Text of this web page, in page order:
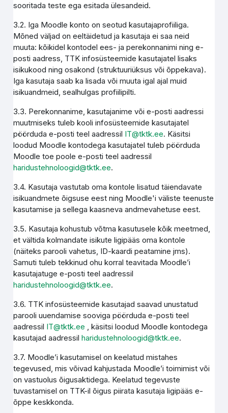
sooritada teste ega esitada ülesandeid.
3.2. Iga Moodle konto on seotud kasutajaprofiiliga.
Mõned väljad on eeltäidetud ja kasutaja ei saa neid
muuta: kõikidel kontodel ees- ja perekonnanimi ning e-
posti aadress, TTK infosüsteemide kasutajatel lisaks
isikukood ning osakond (struktuuriüksus või õppekava).
Iga kasutaja saab ka lisada või muuta igal ajal muid
isikuandmeid, sealhulgas profiilipilti.
3.3. Perekonnanime, kasutajanime või e-posti aadressi
muutmiseks tuleb kooli infosüsteemide kasutajatel
pöörduda e-posti teel aadressil IT@tktk.ee. Käsitsi
loodud Moodle kontodega kasutajatel tuleb pöörduda
Moodle toe poole e-posti teel aadressil
haridustehnoloogid@tktk.ee.
3.4. Kasutaja vastutab oma kontole lisatud täiendavate
isikuandmete õigsuse eest ning Moodle'i väliste teenuste
kasutamise ja sellega kaasneva andmevahetuse eest.
3.5. Kasutaja kohustub võtma kasutusele kõik meetmed,
et vältida kolmandate isikute ligipääs oma kontole
(näiteks parooli vahetus, ID-kaardi peatamine jms).
Samuti tuleb tekkinud ohu korral teavitada Moodle’i
kasutajatuge e-posti teel aadressil
haridustehnoloogid@tktk.ee.
3.6. TTK infosüsteemide kasutajad saavad unustatud
parooli uuendamise sooviga pöörduda e-posti teel
aadressil IT@tktk.ee , käsitsi loodud Moodle kontodega
kasutajad aadressilharidustehnoloogid@tktk.ee.
3.7. Moodle’i kasutamisel on keelatud mistahes
tegevused, mis võivad kahjustada Moodle’i toimimist või
on vastuolus õigusaktidega. Keelatud tegevuste
tuvastamisel on TTK-il õigus piirata kasutaja ligipääs e-
õppe keskkonda.